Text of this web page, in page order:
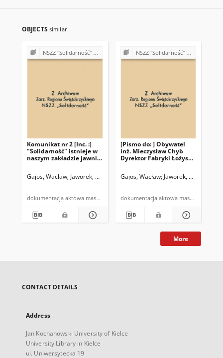
OBJECTS similar
NSZZ "Solidarność" w Fabryce Łożysk Tocznych "Iskra" w Kielcach (1989)
Komunikat nr 2 [Inc. :]
"Solidarność" istnieje w
naszym zakładzie jawnie
Gajos, Wacław Jaworek, Andrzej Kurowska, Irena
dokumentacja aktowa maszynopis
NSZZ "Solidarność" w Fabryce Łożysk Tocznych "Iskra" w Kielcach (1989)
[Pismo do: ] Obywatel
inż. Mieczysław Chyb
Dyrektor Fabryki Łożysk
Gajos, Wacław Jaworek, Andrzej
dokumentacja aktowa maszynopis
More
CONTACT DETAILS
Address
Jan Kochanowski University of Kielce
University Library in Kielce
ul. Uniwersytecka 19